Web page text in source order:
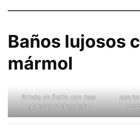
Baños lujosos
mármol
Brinda un Estilo con mas
glamour y elegancia